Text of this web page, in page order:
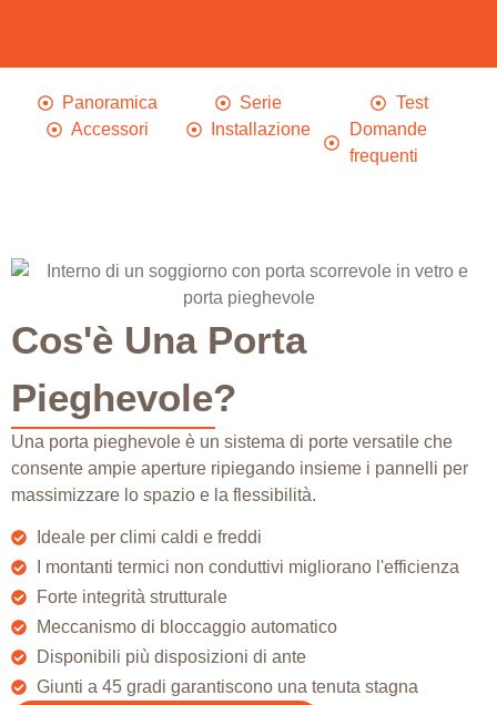
Panoramica Serie
Test
Accessori
Installazione
Domande
frequenti
Cos'è Una Porta
Pieghevole?
Una porta pieghevole è un sistema di porte versatile che
consente ampie aperture ripiegando insieme i pannelli per
massimizzare lo spazio e la flessibilità.
Ideale per climi caldi e freddi
I montanti termici non conduttivi migliorano l'efficienza
Forte integrità strutturale
Meccanismo di bloccaggio automatico
Disponibili più disposizioni di ante
Giunti a 45 gradi garantiscono una tenuta stagna